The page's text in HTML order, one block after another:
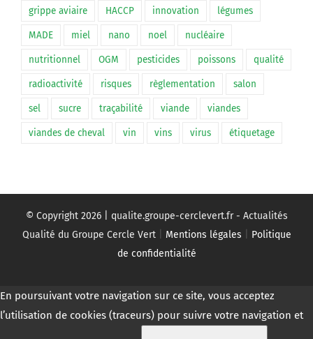
grippe aviaire HACCP innovation légumes
MADE miel nano noel nucléaire
nutritionnel OGM pesticides poissons qualité
radioactivité risques règlementation salon
sel sucre traçabilité viande viandes
viandes de cheval vin vins virus étiquetage
© Copyright 2026 | qualite.groupe-cerclevert.fr - Actualités
Qualité du Groupe Cercle Vert| Mentions légales
Politique
de confidentialité
En poursuivant votre navigation sur ce site, vous acceptez
l’utilisation de cookies (traceurs) pour suivre votre navigation et